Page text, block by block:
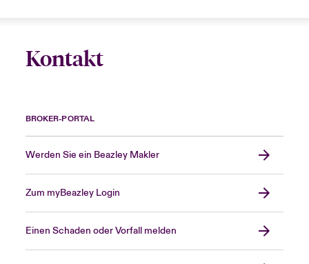
Kontakt
BROKER-PORTAL
Werden Sie ein Beazley Makler
Zum myBeazley Login
Einen Schaden oder Vorfall melden